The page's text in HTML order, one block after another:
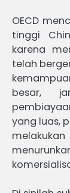
OECD
tinggi
karena
telah
besar,
yang luas,